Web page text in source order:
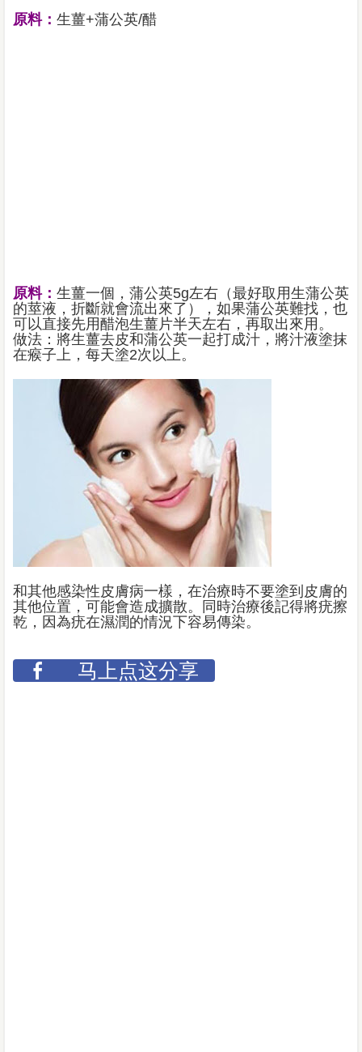
原料： 生薑+蒲公英/醋
原料： 生薑一個，蒲公英5g左右（最好取用生蒲公英
的莖液，折斷就會流出來了），如果蒲公英難找，也
可以直接先用醋泡生薑片半天左右，再取出來用。
做法：將生薑去皮和蒲公英一起打成汁，將汁液塗抹
在瘊子上，每天塗2次以上。
和其他感染性皮膚病一樣，在治療時不要塗到皮膚的
其他位置，可能會造成擴散。同時治療後記得將疣擦
乾，因為疣在濕潤的情況下容易傳染。
马上点这分享